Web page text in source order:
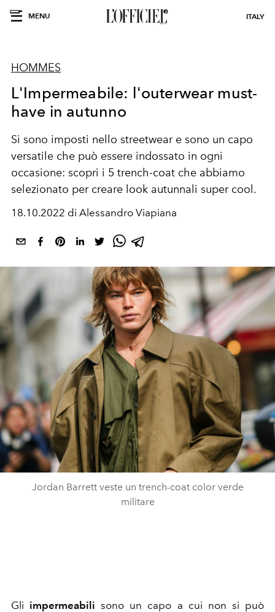
MENU ITALY
HOMMES
L'Impermeabile: l'outerwear must-
have in autunno
Si sono imposti nello streetwear e sono un capo
versatile che può essere indossato in ogni
occasione: scopri i 5 trench-coat che abbiamo
selezionato per creare look autunnali super cool.
18.10.2022 di Alessandro Viapiana
Jordan Barrett veste un trench-coat color verde
militare
Gli impermeabili sono un capo a cui non si può